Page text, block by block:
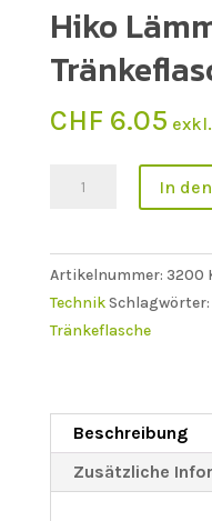
Hiko
CHF 6.05
Hiko
Menge
In
Artikelnummer: 3200
TechnikSchlagwörter:
Tränkeflasche
Beschreibung
Zusätzliche